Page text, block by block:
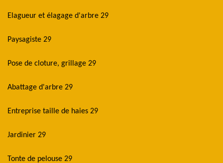
Elagueur et élagage d'arbre 29
Paysagiste 29
Pose de cloture, grillage 29
Abattage d'arbre 29
Entreprise taille de haies 29
Jardinier 29
Tonte de pelouse 29